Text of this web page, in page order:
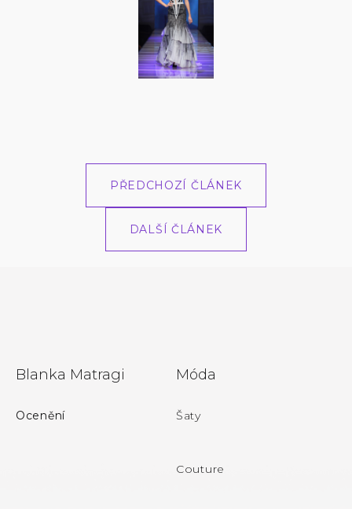
PŘEDCHOZÍ ČLÁNEK
DALŠÍ ČLÁNEK
Blanka Matragi
Ocenění
Móda
Šaty
Couture